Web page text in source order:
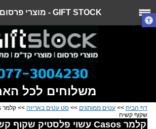
GIFT STOCK - מוצרי פרסום ומ...
משלוחים לכל
דף הבית >> עטים ממותגים >> סט עטים באריזה
שקוף קשיח
קלמר Casos עשוי פלסטיק שקוף קשיח